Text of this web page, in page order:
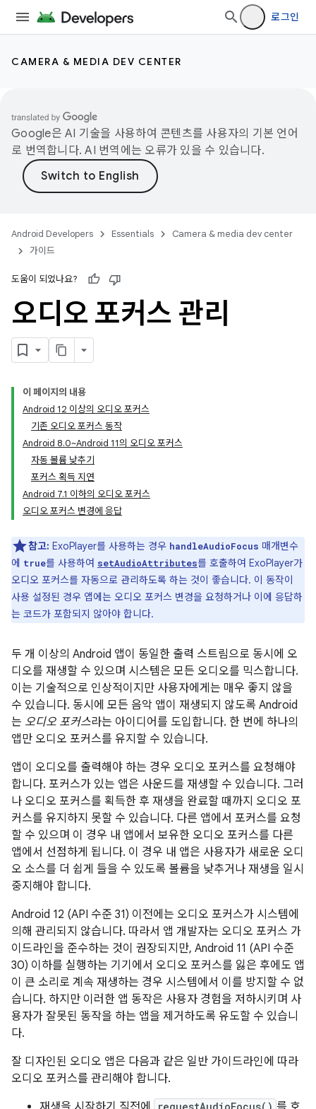
로그인
CAMERA & MEDIA DEV CENTER
Google은 AI 기술을 사용하여 콘텐츠를 사용자의 기본 언어
로 번역합니다. AI 번역에는 오류가 있을 수 있습니다.
Android Developers Essentials
Camera & media dev center
가이드
도움이 되었나요?
오디오 포커스 관리
이 페이지의 내용
Android 12 이상의 오디오 포커스
기존 오디오 포커스 동작
Android 8.0~Android 11의 오디오 포커스
자동 볼륨 낮추기
포커스 획득 지연
Android 7.1 이하의 오디오 포커스
오디오 포커스 변경에 응답
참고: ExoPlayer를 사용하는 경우 handleAudioFocus 매개변수
에 true를 사용하여 setAudioAttributes를 호출하여 ExoPlayer가
오디오 포커스를 자동으로 관리하도록 하는 것이 좋습니다. 이 동작이
사용 설정된 경우 앱에는 오디오 포커스 변경을 요청하거나 이에 응답하
는 코드가 포함되지 않아야 합니다.
두 개 이상의 Android 앱이 동일한 출력 스트림으로 동시에 오
디오를 재생할 수 있으며 시스템은 모든 오디오를 믹스합니다.
이는 기술적으로 인상적이지만 사용자에게는 매우 좋지 않을
수 있습니다. 동시에 모든 음악 앱이 재생되지 않도록 Android
는 오디오 포커스라는 아이디어를 도입합니다. 한 번에 하나의
앱만 오디오 포커스를 유지할 수 있습니다.
앱이 오디오를 출력해야 하는 경우 오디오 포커스를 요청해야
합니다. 포커스가 있는 앱은 사운드를 재생할 수 있습니다. 그러
나 오디오 포커스를 획득한 후 재생을 완료할 때까지 오디오 포
커스를 유지하지 못할 수 있습니다. 다른 앱에서 포커스를 요청
할 수 있으며 이 경우 내 앱에서 보유한 오디오 포커스를 다른
앱에서 선점하게 됩니다. 이 경우 내 앱은 사용자가 새로운 오디
오 소스를 더 쉽게 들을 수 있도록 볼륨을 낮추거나 재생을 일시
중지해야 합니다.
Android 12 (API 수준 31) 이전에는 오디오 포커스가 시스템에
의해 관리되지 않습니다. 따라서 앱 개발자는 오디오 포커스 가
이드라인을 준수하는 것이 권장되지만, Android 11 (API 수준
30) 이하를 실행하는 기기에서 오디오 포커스를 잃은 후에도 앱
이 큰 소리로 계속 재생하는 경우 시스템에서 이를 방지할 수 없
습니다. 하지만 이러한 앱 동작은 사용자 경험을 저하시키며 사
용자가 잘못된 동작을 하는 앱을 제거하도록 유도할 수 있습니
다.
잘 디자인된 오디오 앱은 다음과 같은 일반 가이드라인에 따라
오디오 포커스를 관리해야 합니다.